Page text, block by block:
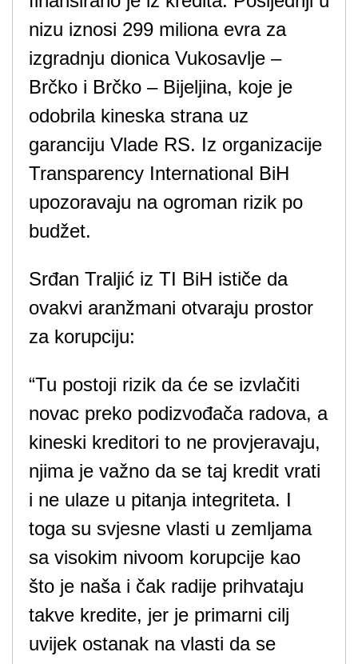
nizu iznosi 299 miliona evra za
izgradnju dionica Vukosavlje –
Brčko i Brčko – Bijeljina, koje je
odobrila kineska strana uz
garanciju Vlade RS. Iz organizacije
Transparency International BiH
upozoravaju na ogroman rizik po
budžet.
Srđan Traljić iz TI BiH ističe da
ovakvi aranžmani otvaraju prostor
za korupciju:
“Tu postoji rizik da će se izvlačiti
novac preko podizvođača radova, a
kineski kreditori to ne provjeravaju,
njima je važno da se taj kredit vrati
i ne ulaze u pitanja integriteta. I
toga su svjesne vlasti u zemljama
sa visokim nivoom korupcije kao
što je naša i čak radije prihvataju
takve kredite, jer je primarni cilj
uvijek ostanak na vlasti da se